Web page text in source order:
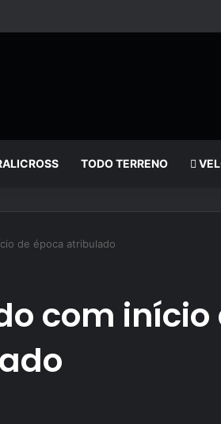
TODO TERRENO
de época atribulado
com início